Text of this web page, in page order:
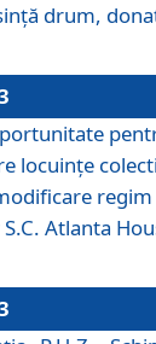
drum,
locuinţe
regim
Atlanta